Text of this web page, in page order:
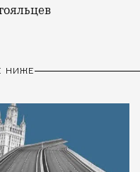
НИЖЕ